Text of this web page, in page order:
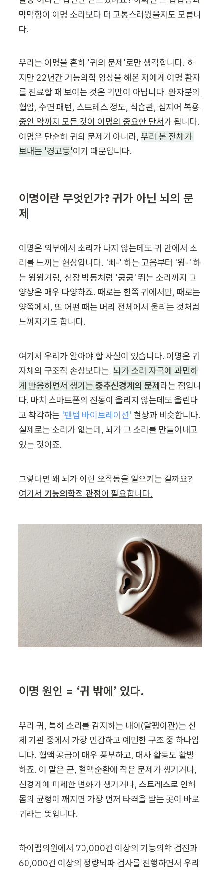
막막함이 이명 소리보다 더 고통스러웠을지도 모릅니
다.
우리는 이명을 흔히 '귀의 문제'로만 생각합니다. 하
지만 22년간 기능의학 임상을 해온 저에게 이명 환자
를 진료할 때 보이는 것은 귀만이 아닙니다. 환자분의
혈압, 수면 패턴, 스트레스 정도, 식습관, 심지어 복용
중인 약까지 모든 것이 이명의 중요한 단서가 됩니다.
이명은 단순히 귀의 문제가 아니라, 우리 몸 전체가
보내는 '경고등'이기 때문입니다.
이명이란 무엇인가? 귀가 아닌 뇌의 문
제
이명은 외부에서 소리가 나지 않는데도 귀 안에서 소
리를 느끼는 현상입니다. '삐-' 하는 고음부터 '윙-' 하
는 윙윙거림, 심장 박동처럼 '쿵쿵' 뛰는 소리까지 그
양상은 매우 다양하죠. 때로는 한쪽 귀에서만, 때로는
양쪽에서, 또 어떤 때는 머리 전체에서 울리는 것처럼
느껴지기도 합니다.
여기서 우리가 알아야 할 사실이 있습니다. 이명은 귀
자체의 구조적 손상보다는, 뇌가 소리 자극에 과민하
게 반응하면서 생기는 중추신경계의 문제라는 점입니
다. 마치 스마트폰의 진동이 울리지 않는데도 울린다
고 착각하는 '팬텀 바이브레이션' 현상과 비슷합니다.
실제로는 소리가 없는데, 뇌가 그 소리를 만들어내고
있는 것이죠.
여기서 기능의학적 관점이 필요합니다.
이명 원인 = ‘귀 밖에’ 있다.
우리 귀, 특히 소리를 감지하는 내이(달팽이관)는 신
체 기관 중에서 가장 민감하고 예민한 구조 중 하나입
니다. 혈액 공급이 매우 풍부하고, 대사 활동도 활발
하죠. 이 말은 곧, 혈액순환에 작은 문제가 생기거나,
신경계에 미세한 변화가 생기거나, 스트레스로 인해
몸의 균형이 깨지면 가장 먼저 타격을 받는 곳이 바로
귀라는 뜻입니다.
하이맵의원에서 70,000건 이상의 기능의학 검진과
60,000건 이상의 정량뇌파 검사를 진행하면서 우리